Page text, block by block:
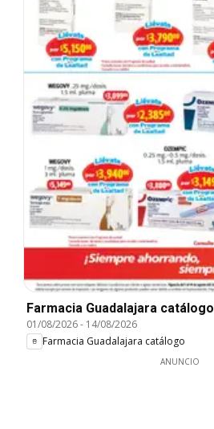
Farmacia Guadalajara catálogo
01/08/2026- 14/08/2026
Farmacia Guadalajara catálogo
ANUNCIO